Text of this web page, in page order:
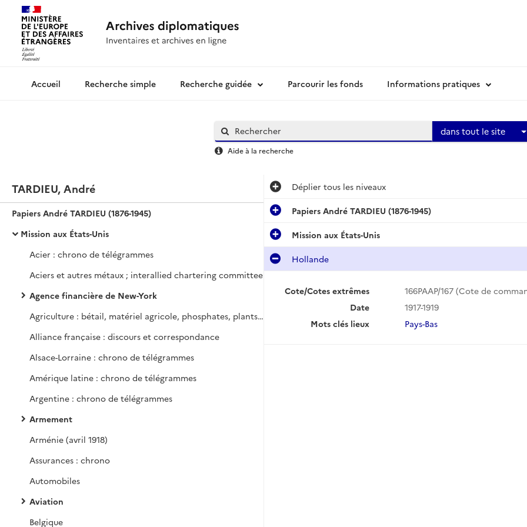
Archives diplomatiquesRecherche simple Recherche guidée Parcourir les fonds Informations pratiques
dans tout le site
Aide à la recherche
TARDIEU, André
Papiers André TARDIEU (1876-1945)
Mission aux États-Unis
Acier : chrono de télégrammes
Aciers et autres métaux ; interallied chartering committee
Agence financière de New-York
Agriculture : bétail, matériel agricole, phosphates, plants, semences et engrais
Alliance française : discours et correspondance
Alsace-Lorraine : chrono de télégrammes
Amérique latine : chrono de télégrammes
Argentine : chrono de télégrammes
Armement
Arménie (avril 1918)
Assurances : chrono
Automobiles
Aviation
Belgique
Déplier tous les niveaux
Papiers André TARDIEU (1876-1945)
Mission aux États-Unis
Hollande
Cote/Cotes extrêmes
166PAAP/167 (Cote de
Date
1917-1919
Mots clés lieux
Pays-Bas